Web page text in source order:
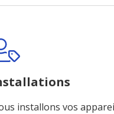
installons vos